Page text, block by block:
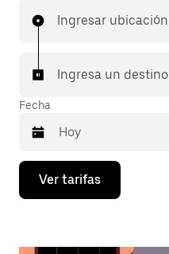
Ingresar ubicación
Ingresa un destino
Fecha
Presiona
flecha
Ver tarifas